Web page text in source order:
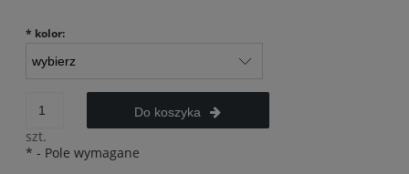
* kolor:
szt.
Do koszyka
* - Pole wymagane